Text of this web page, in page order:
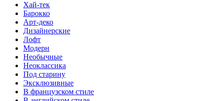
Хай-тек
Барокко
Арт-деко
Дизайнерские
Лофт
Модерн
Необычные
Неоклассика
Под старину
Эксклюзивные
В французском стиле